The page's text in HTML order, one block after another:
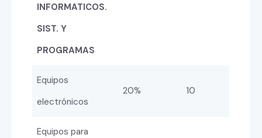
INFORMATICOS.
SIST. Y
PROGRAMAS
Equipos
electrónicos
20% 10
Equipos para